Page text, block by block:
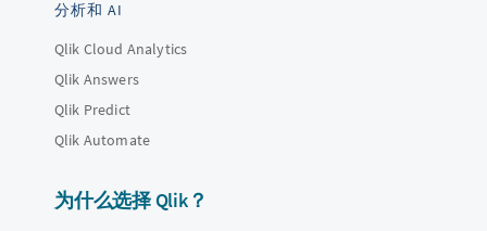
分析和 AI
Qlik Cloud Analytics
Qlik Answers
Qlik Predict
Qlik Automate
为什么选择 Qlik？